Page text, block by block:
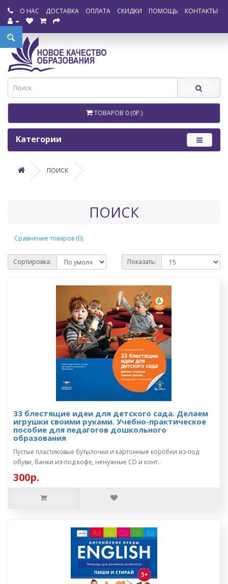
О НАС ДОСТАВКА ОПЛАТА СКИДКИ ПОМОЩЬ КОНТАКТЫ
ТОВАРОВ 0 (0Р.)
Категории
ПОИСК
ПОИСК
Сравнение товаров (0)
Сортировка: Показать:
33 блестящие идеи для детского сада. Делаем
игрушки своими руками. Учебно-практическое
пособие для педагогов дошкольного
образования
Пустые пластиковые бутылочки и картонные коробки из-под
обуви, банки из-под кофе, ненужные CD и конт..
300р.